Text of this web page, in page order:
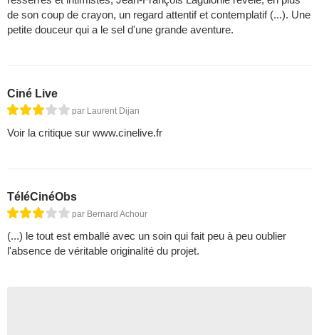
de son coup de crayon, un regard attentif et contemplatif (...). Une
petite douceur qui a le sel d'une grande aventure.
Ciné Live
par Laurent Dijan
Voir la critique sur www.cinelive.fr
TéléCinéObs
par Bernard Achour
(...) le tout est emballé avec un soin qui fait peu à peu oublier
l'absence de véritable originalité du projet.